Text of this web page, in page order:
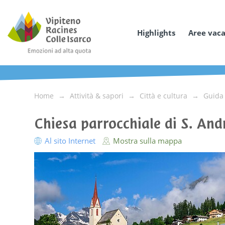
Highlights Aree
Home Attività & sapori Città e cultura
Chiesa parrocchiale di S.
Al sito Internet Mostra sulla mappa